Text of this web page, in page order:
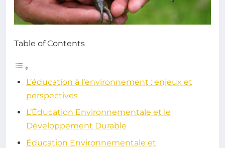
Table of Contents
L’éducation à l’environnement : enjeux et
perspectives
L’Éducation Environnementale et le
Développement Durable
Éducation Environnementale et